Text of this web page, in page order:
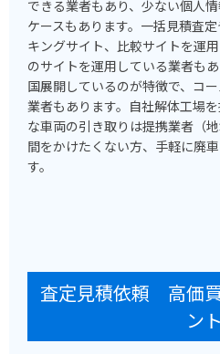
できる業者もあり、少ない個人
ケースもあります。一括見積査
キングサイト、比較サイトを運
のサイトを運用している業者も
国展開しているのが特徴で、コ
業者もあります。自社解体工場
な車両の引き取りは提携業者（
間をかけたくない方、手軽に廃
す。
査定見積依頼 高価
ント